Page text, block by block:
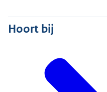
Hoort bij